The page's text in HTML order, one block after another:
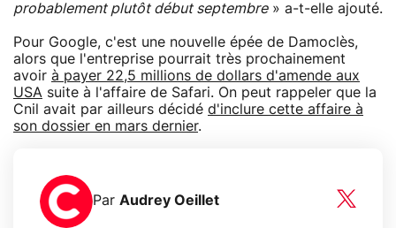
probablement plutôt début septembre» a-t-elle ajouté.
Pour Google, c'est une nouvelle épée de Damoclès,
alors que l'entreprise pourrait très prochainement
avoir à payer 22,5 millions de dollars d'amende aux
USA suite à l'affaire de Safari. On peut rappeler que la
Cnil avait par ailleurs décidé d'inclure cette affaire à
son dossier en mars dernier.
Par Audrey Oeillet